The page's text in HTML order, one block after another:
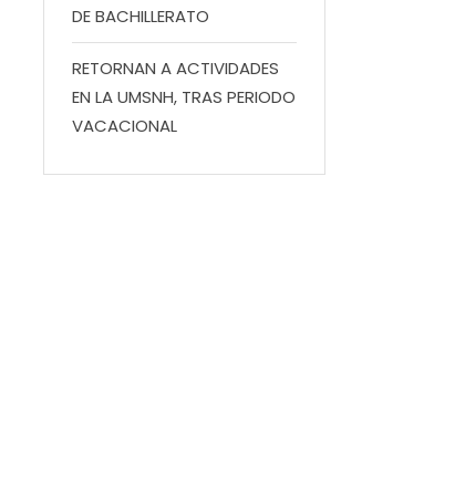
DE BACHILLERATO
RETORNAN A ACTIVIDADES
EN LA UMSNH, TRAS PERIODO
VACACIONAL